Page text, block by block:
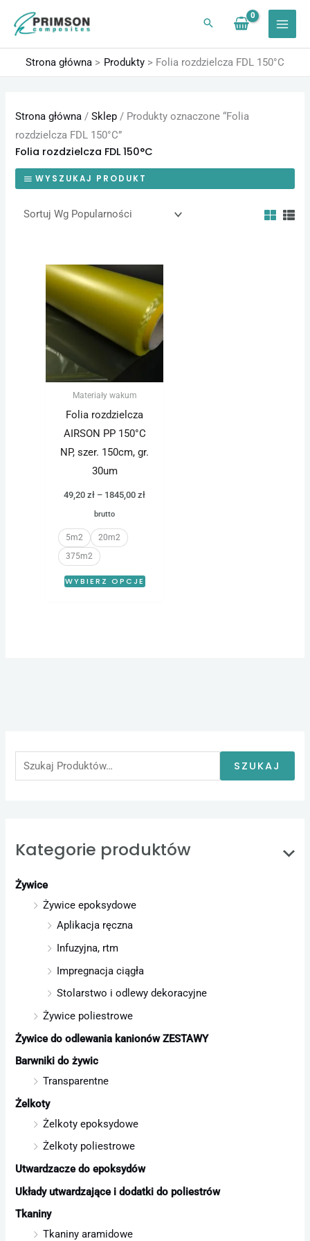
treści
Strona główna
Produkty Folia rozdzielcza FDL 150°C
Strona główna /Sklep / Produkty oznaczone “Folia
rozdzielcza FDL 150°C”
Folia rozdzielcza FDL 150°C
WYSZUKAJ PRODUKT
Materiały wakum
Folia rozdzielcza
AIRSON PP 150°C
NP, szer. 150cm, gr.
30um
49,20zł – 1845,00zł
cen:
49,20 zł
do
1845,00 zł
brutto
5m2
20m2
375m2
WYBIERZ OPCJE
produkt
ma
wiele
wariantów.
można
stronie
produktu
k
:
SZUKAJ
Kategorie produktów
Żywice
Żywice epoksydowe
Aplikacja ręczna
Infuzyjna, rtm
Impregnacja ciągła
Stolarstwo i odlewy dekoracyjne
Żywice poliestrowe
Żywice do odlewania kanionów ZESTAWY
Barwniki do żywic
Transparentne
Żelkoty
Żelkoty epoksydowe
Żelkoty poliestrowe
Utwardzacze do epoksydów
Układy utwardzające i dodatki do poliestrów
Tkaniny
Tkaniny aramidowe